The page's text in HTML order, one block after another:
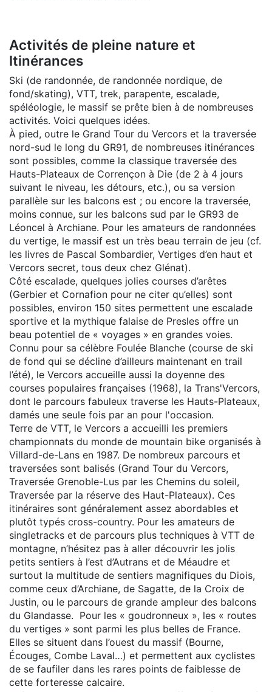
Activités de pleine nature et
Itinérances
Ski (de randonnée, de randonnée nordique, de
fond/skating), VTT, trek, parapente, escalade,
spéléologie, le massif se prête bien à de nombreuses
activités. Voici quelques idées.
À pied, outre le Grand Tour du Vercors et la traversée
nord-sud le long du GR91, de nombreuses itinérances
sont possibles, comme la classique traversée des
Hauts-Plateaux de Corrençon à Die (de 2 à 4 jours
suivant le niveau, les détours, etc.), ou sa version
parallèle sur les balcons est ; ou encore la traversée,
moins connue, sur les balcons sud par le GR93 de
Léoncel à Archiane. Pour les amateurs de randonnées
du vertige, le massif est un très beau terrain de jeu (cf.
les livres de Pascal Sombardier, Vertiges d’en haut et
Vercors secret, tous deux chez Glénat).
Côté escalade, quelques jolies courses d’arêtes
(Gerbier et Cornafion pour ne citer qu’elles) sont
possibles, environ 150 sites permettent une escalade
sportive et la mythique falaise de Presles offre un
beau potentiel de « voyages » en grandes voies.
Connu pour sa célèbre Foulée Blanche (course de ski
de fond qui se décline d’ailleurs maintenant en trail
l’été), le Vercors accueille aussi la doyenne des
courses populaires françaises (1968), la Trans'Vercors,
dont le parcours fabuleux traverse les Hauts-Plateaux,
damés une seule fois par an pour l'occasion.
Terre de VTT, le Vercors a accueilli les premiers
championnats du monde de mountain bike organisés à
Villard-de-Lans en 1987. De nombreux parcours et
traversées sont balisés (Grand Tour du Vercors,
Traversée Grenoble-Lus par les Chemins du soleil,
Traversée par la réserve des Haut-Plateaux). Ces
itinéraires sont généralement assez abordables et
plutôt typés cross-country. Pour les amateurs de
singletracks et de parcours plus techniques à VTT de
montagne, n’hésitez pas à aller découvrir les jolis
petits sentiers à l’est d’Autrans et de Méaudre et
surtout la multitude de sentiers magnifiques du Diois,
comme ceux d’Archiane, de Sagatte, de la Croix de
Justin, ou le parcours de grande ampleur des balcons
du Glandasse. Pour les « goudronneux », les « routes
du vertiges » sont parmi les plus belles de France.
Elles se situent dans l’ouest du massif (Bourne,
Écouges, Combe Laval…) et permettent aux cyclistes
de se faufiler dans les rares points de faiblesse de
cette forteresse calcaire.